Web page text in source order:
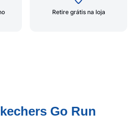
Retire grátis na loja
Go Run